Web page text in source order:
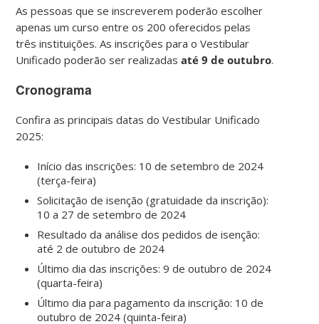
As pessoas que se inscreverem poderão escolher
apenas um curso entre os 200 oferecidos pelas
três instituições. As inscrições para o Vestibular
Unificado poderão ser realizadasaté 9 de outubro.
Cronograma
Confira as principais datas do Vestibular Unificado
2025:
Início das inscrições: 10 de setembro de 2024
(terça-feira)
Solicitação de isenção (gratuidade da inscrição):
10 a 27 de setembro de 2024
Resultado da análise dos pedidos de isenção:
até 2 de outubro de 2024
Último dia das inscrições: 9 de outubro de 2024
(quarta-feira)
Último dia para pagamento da inscrição: 10 de
outubro de 2024 (quinta-feira)